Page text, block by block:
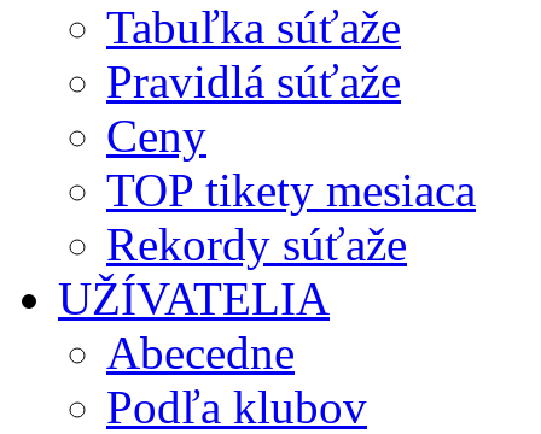
Tabuľka súťaže
Pravidlá súťaže
Ceny
TOP tikety mesiaca
Rekordy súťaže
UŽÍVATELIA
Abecedne
Podľa klubov